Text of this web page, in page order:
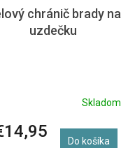
chránič brady na
uzdečku
Skladom
Do košíka